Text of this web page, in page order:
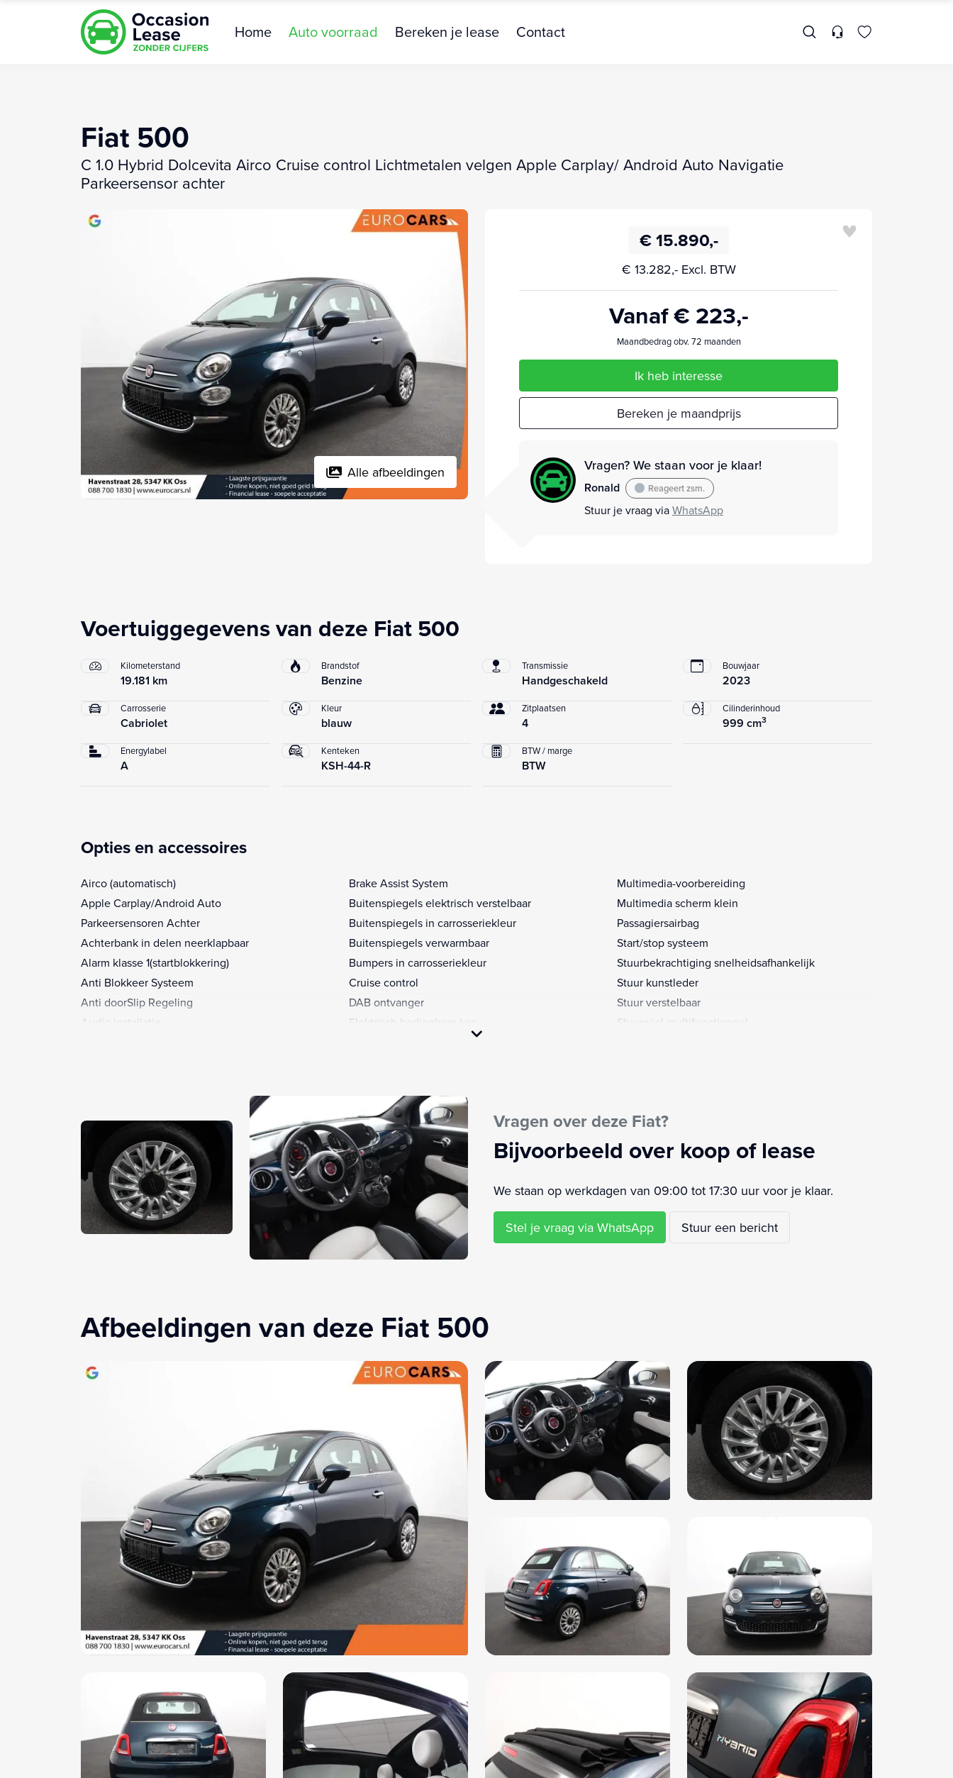
Home Auto voorraad Bereken je lease Contact
Fiat 500
C 1.0 Hybrid Dolcevita Airco Cruise control Lichtmetalen velgen Apple Carplay/ Android Auto Navigatie
Parkeersensor achter
Alle afbeeldingen
€ 15.890,-
€ 13.282,- Excl. BTW
Vanaf € 223,-
Maandbedrag obv. 72 maanden
Ik heb interesse
Bereken je maandprijs
Vragen? We staan voor je klaar!
Ronald Reageert zsm.
Stuur je vraag viaWhatsApp
Voertuiggegevens van deze Fiat 500
Kilometerstand
19.181 km
Brandstof
Benzine
Transmissie
Handgeschakeld
Bouwjaar
2023
Carrosserie
Cabriolet
Kleur
blauw
Zitplaatsen
4
Cilinderinhoud
999 cm3
Energylabel
A
Kenteken
KSH-44-R
BTW / marge
BTW
Opties en accessoires
Airco (automatisch)
Apple Carplay/Android Auto
Parkeersensoren Achter
Achterbank in delen neerklapbaar
Alarm klasse 1(startblokkering)
Anti Blokkeer Systeem
Anti doorSlip Regeling
Audio installatie
Bestuurdersstoel in hoogte verstelbaar
Bluetooth telefoonvoorbereiding
Boordcomputer
Brake Assist System
Buitenspiegels elektrisch verstelbaar
Buitenspiegels in carrosseriekleur
Buitenspiegels verwarmbaar
Bumpers in carrosseriekleur
Cruise control
DAB ontvanger
Elektrisch bedienbare kap
Hoofd airbag(s) voor
LED dagrijverlichting
Mistlampen voor
Multimedia-voorbereiding
Multimedia scherm klein
Passagiersairbag
Start/stop systeem
Stuurbekrachtiging snelheidsafhankelijk
Stuur kunstleder
Stuur verstelbaar
Stuurwiel multifunctioneel
Parkeersensor achter
Vragen over deze Fiat?
Bijvoorbeeld over koop of lease
We staan op werkdagen van 09:00 tot 17:30 uur voor je klaar.
Stel je vraag via WhatsApp Stuur een bericht
Afbeeldingen van deze Fiat 500